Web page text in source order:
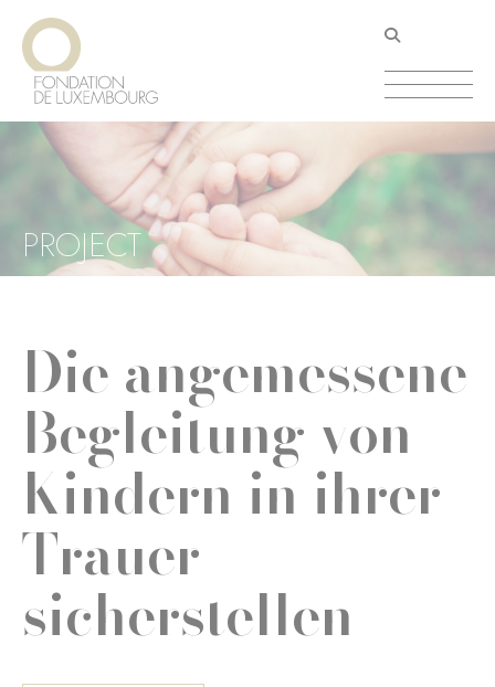
Direkt
zum
Inhalt
PROJECT
Die angemessene
Begleitung von
Kindern in ihrer
Trauer
sicherstellen
Cookie-Einstellungen